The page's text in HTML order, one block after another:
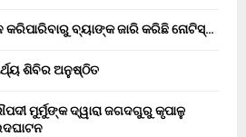
ବ୍ୟାଙ୍କ ଜାରି କରିଛି ନୋଟିସ୍…
ଶିବିର ଅନୁଷ୍ଠିତ
ମୁର୍ମୁଙ୍କ ଦ୍ୱାରା ଜଗଦଗୁରୁ କୃପାଳୁ